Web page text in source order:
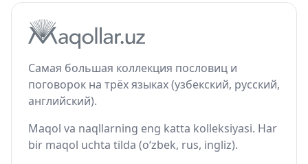
Самая большая коллекция пословиц и
поговорок на трёх языках (узбекский, русский,
английский).
Maqol va naqllarning eng katta kolleksiyasi. Har
bir maqol uchta tilda (o‘zbek, rus, ingliz).